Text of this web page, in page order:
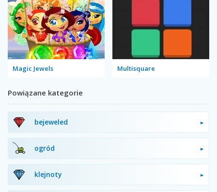
Magic Jewels Multisquare
Powiązane kategorie
bejeweled
ogród
klejnoty